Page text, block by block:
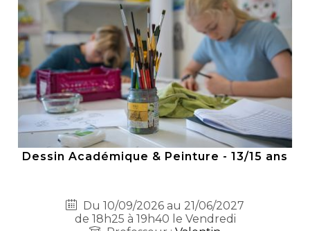
Dessin Académique & Peinture - 13/15 ans
Du 10/09/2026 au 21/06/2027
de 18h25 à 19h40 le Vendredi